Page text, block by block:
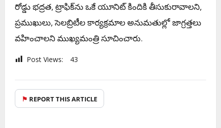
రోడ్డు భద్రత, ట్రాఫిక్‌ను ఒకే యూనిట్ కిందికి తీసుకురావాలని,
ప్రముఖులు, సెలబ్రిటీల కార్యక్రమాల అనుమతుల్లో జాగ్రత్తలు
వహించాలని ముఖ్యమంత్రి సూచించారు.
Post Views: 43
⚑ REPORT THIS ARTICLE